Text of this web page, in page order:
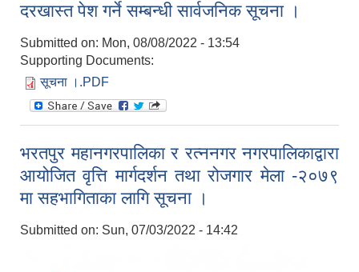
दरखास्त पेश गर्ने सम्बन्धी सार्वजनिक सूचना ।
Submitted on: Mon, 08/08/2022 - 13:54
Supporting Documents:
सूचना ।.PDF
भरतपुर महानगरपालिका र रत्‍ननगर नगरपालिकाद्वारा
आयोजित वृत्ति मार्गदर्शन तथा रोजगार मेला -२०७९
मा सहभागिताका लागि सूचना ।
Submitted on: Sun, 07/03/2022 - 14:42